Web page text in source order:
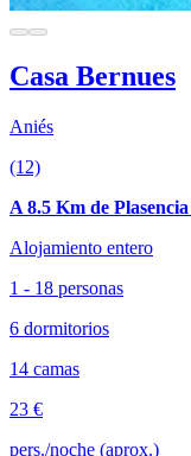
Casa Bernues
Aniés
(12)
A 8.5 Km de
Alojamiento entero
1 - 18 personas
6 dormitorios
14 camas
23 €
pers./noche (aprox.)